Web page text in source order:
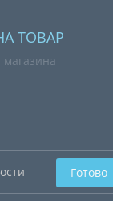
ТОВАР
Готово